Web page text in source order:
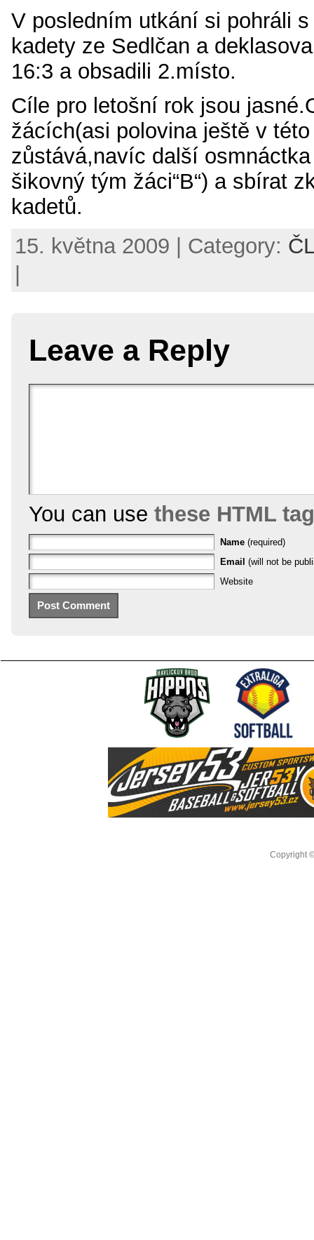
V posledním utkání si pohráli
kadety ze Sedlčan a
16:3 a obsadili 2.místo.
Cíle pro letošní rok jsou
žácích(asi polovina ještě v
zůstává,navíc další
šikovný tým žáci“B“) a sbírat
kadetů.
15. května 2009 | Category:
Leave a Reply
You can use these HTML
Name (required)
Email (will not be
Website
Copyright